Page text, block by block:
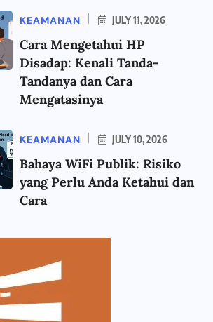
KEAMANAN JULY 11, 2026
Cara Mengetahui HP
Disadap: Kenali Tanda-
Tandanya dan Cara
Mengatasinya
KEAMANAN JULY 10, 2026
Bahaya WiFi Publik: Risiko
yang Perlu Anda Ketahui dan
Cara